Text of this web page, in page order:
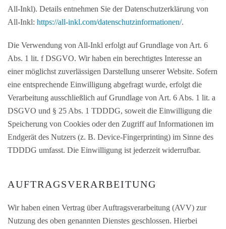
All-Inkl). Details entnehmen Sie der Datenschutzerklärung von
All-Inkl: https://all-inkl.com/datenschutzinformationen/.
Die Verwendung von All-Inkl erfolgt auf Grundlage von Art. 6
Abs. 1 lit. f DSGVO. Wir haben ein berechtigtes Interesse an
einer möglichst zuverlässigen Darstellung unserer Website. Sofern
eine entsprechende Einwilligung abgefragt wurde, erfolgt die
Verarbeitung ausschließlich auf Grundlage von Art. 6 Abs. 1 lit. a
DSGVO und § 25 Abs. 1 TDDDG, soweit die Einwilligung die
Speicherung von Cookies oder den Zugriff auf Informationen im
Endgerät des Nutzers (z. B. Device-Fingerprinting) im Sinne des
TDDDG umfasst. Die Einwilligung ist jederzeit widerrufbar.
AUFTRAGSVERARBEITUNG
Wir haben einen Vertrag über Auftragsverarbeitung (AVV) zur
Nutzung des oben genannten Dienstes geschlossen. Hierbei